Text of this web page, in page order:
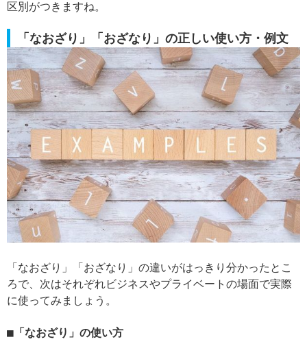
区別がつきますね。
「なおざり」「おざなり」の正しい使い方・例文
「なおざり」「おざなり」の違いがはっきり分かったとこ
ろで、次はそれぞれビジネスやプライベートの場面で実際
に使ってみましょう。
「なおざり」の使い方